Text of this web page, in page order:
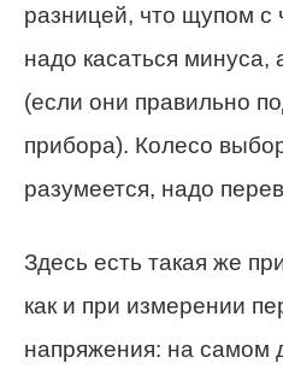
разницей, что щупом
надо касаться
(если они правильно
прибора). Колесо
разумеется, надо
Здесь есть такая же
как и при измерении
напряжения: на самом